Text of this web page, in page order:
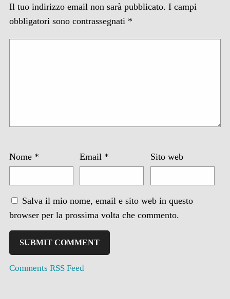
Il tuo indirizzo email non sarà pubblicato. I campi
obbligatori sono contrassegnati *
Nome * Email * Sito web
Salva il mio nome, email e sito web in questo
browser per la prossima volta che commento.
Comments RSS Feed